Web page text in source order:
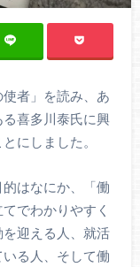
者」を読み、あ
喜多川泰氏に興
にしました。
はなにか、「働
でわかりやすく
迎える人、就活
る人、そして働